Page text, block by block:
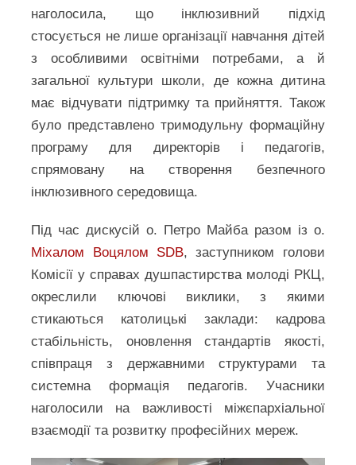
наголосила, що інклюзивний підхід
стосується не лише організації навчання дітей
з особливими освітніми потребами, а й
загальної культури школи, де кожна дитина
має відчувати підтримку та прийняття. Також
було представлено тримодульну формаційну
програму для директорів і педагогів,
спрямовану на створення безпечного
інклюзивного середовища.
Під час дискусій о. Петро Майба разом із о.
Міхалом Воцялом SDB, заступником голови
Комісії у справах душпастирства молоді РКЦ,
окреслили ключові виклики, з якими
стикаються католицькі заклади: кадрова
стабільність, оновлення стандартів якості,
співпраця з державними структурами та
системна формація педагогів. Учасники
наголосили на важливості міжєпархіальної
взаємодії та розвитку професійних мереж.